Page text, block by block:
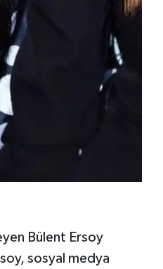
Bülent Ersoy
sosyal medya